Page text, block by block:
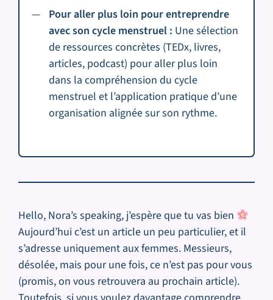
Pour aller plus loin pour entreprendre
avec son cycle menstruel : Une sélection
de ressources concrètes (TEDx, livres,
articles, podcast) pour aller plus loin
dans la compréhension du cycle
menstruel et l’application pratique d’une
organisation alignée sur son rythme.
Hello, Nora’s speaking, j’espère que tu vas bien
Aujourd’hui c’est un article un peu particulier, et il
s’adresse uniquement aux femmes. Messieurs,
désolée, mais pour une fois, ce n’est pas pour vous
(promis, on vous retrouvera au prochain article).